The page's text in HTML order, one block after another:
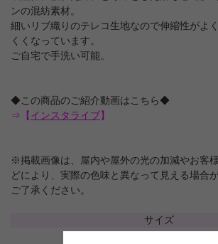
ンの混紡素材。
細いリブ織りのテレコ生地なので伸縮性がよ
くくなっています。
ご自宅で手洗い可能。
◆この商品のご紹介動画はこちら◆
⇒【 インスタライブ 】
※掲載画像は、屋内や屋外の光の加減やお客
どにより、実際の色味と異なって見える場合
ご了承ください。
サイズ